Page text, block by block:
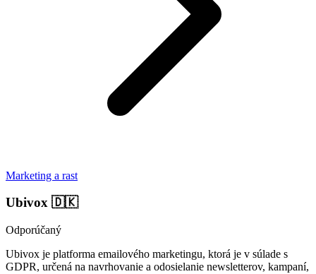
Marketing a rast
Ubivox 🇩🇰
Odporúčaný
Ubivox je platforma emailového marketingu, ktorá je v súlade s
GDPR, určená na navrhovanie a odosielanie newsletterov, kampaní,